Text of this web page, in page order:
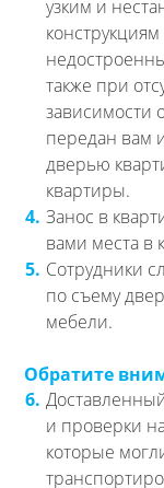
узким и
также при
зависимости
передан вам
дверью
квартиры.
4. Занос в
вами места в
5. Сотрудники
по съему
мебели.
Обратите
6.
и проверки
которые